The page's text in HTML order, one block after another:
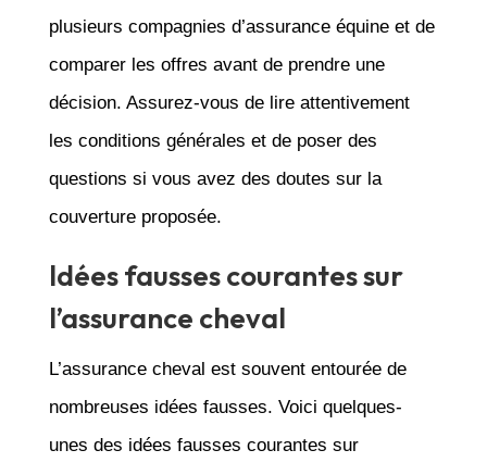
plusieurs compagnies d’assurance équine et de
comparer les offres avant de prendre une
décision. Assurez-vous de lire attentivement
les conditions générales et de poser des
questions si vous avez des doutes sur la
couverture proposée.
Idées fausses courantes sur
l’assurance cheval
L’assurance cheval est souvent entourée de
nombreuses idées fausses. Voici quelques-
unes des idées fausses courantes sur